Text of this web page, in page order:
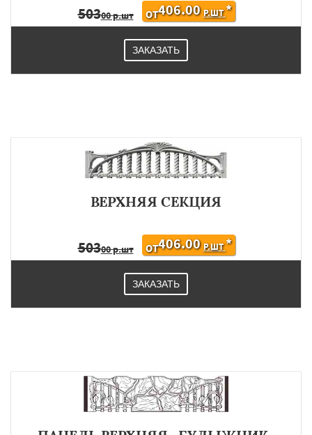
50300 р.шт ОТ406.00 Р.ШТ*
ЗАКАЗАТЬ
ВЕРХНЯЯ СЕКЦИЯ
50300 р.шт ОТ406.00 Р.ШТ*
ЗАКАЗАТЬ